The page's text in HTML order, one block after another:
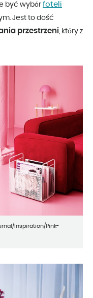
być wybórfoteli
Jest to dość
przestrzeni, który z
Inspiration/Pink-